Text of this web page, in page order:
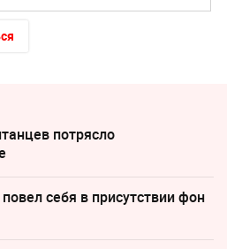
потрясло
cебя в присутствии фон